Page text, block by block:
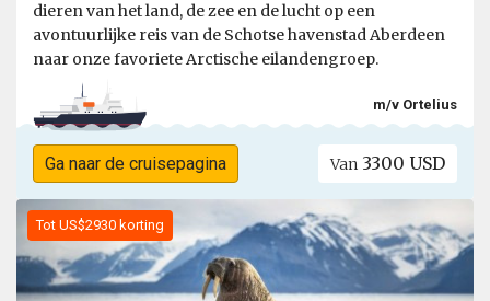
dieren van het land, de zee en de lucht op een
avontuurlijke reis van de Schotse havenstad Aberdeen
naar onze favoriete Arctische eilandengroep.
m/v Ortelius
Ga naar de cruisepagina Van 3300 USD
Tot US$2930 korting